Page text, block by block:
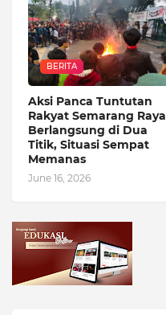
BERITA
Aksi Panca Tuntutan
Rakyat Semarang Raya
Berlangsung di Dua
Titik, Situasi Sempat
Memanas
June 16, 2026